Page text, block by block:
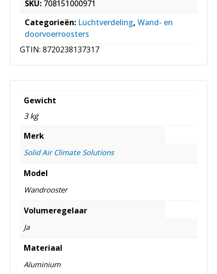
SKU: 708151000971
Categorieën: Luchtverdeling, Wand- en
doorvoerroosters
GTIN: 8720238137317
Gewicht
3 kg
Merk
Solid Air Climate Solutions
Model
Wandrooster
Volumeregelaar
Ja
Materiaal
Aluminium